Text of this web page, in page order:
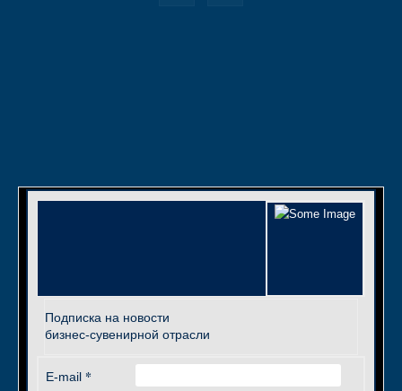
Подписка на новости
бизнес-сувенирной отрасли
E-mail *